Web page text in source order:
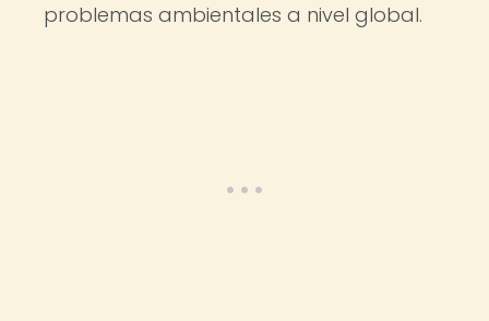
problemas ambientales a nivel global.